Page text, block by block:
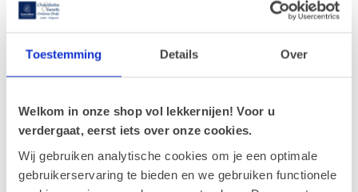
Toestemming Details Over
Welkom in onze shop vol lekkernijen! Voor u
verdergaat, eerst iets over onze cookies.
Wij gebruiken analytische cookies om je een optimale
gebruikerservaring te bieden en we gebruiken functionele
€18,50
Leonidas chocolade Zeevruchten
Op voorraad
Guimauve vrouwtjes 240g
Op voorraad
€5,00